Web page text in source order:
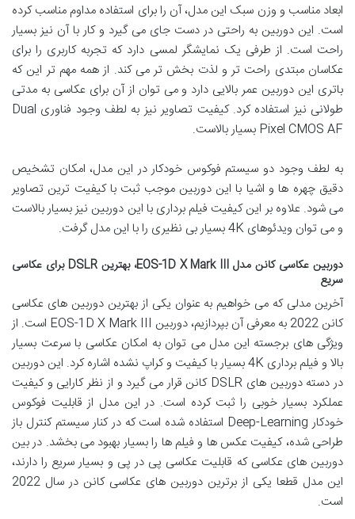
ابعاد مناسب و وزن سبک این مدل، آن را برای استفاده مداوم مناسب کرده
است. این دوربین به راحتی در دست جای می گیرد و کار با آن نیز بسیار
راحت است. از طرفی یک نمایشگر لمسی دارد که تجربه کاربری را برای
عکاسان مبتدی راحت تر و لذت بخش تر می کند. از همه مهم تر این که
باتری این دوربین عمر بالایی دارد و می توان از آن برای عکاسی به مدتی
طولانی نیز استفاده کرد. کیفیت تصاویر نیز به لطف وجود فناوری Dual
Pixel CMOS AF بسیار بالاست.
به لطف وجود دو سیستم فوکوس خودکار در این مدل، امکان تشخیص
دقیق چهره ها و اشیا با این دوربین موجب ثبت با کیفیت ترین تصاویر
می شود. علاوه بر این کیفیت فیلم برداری با این دوربین نیز بسیار بالاست
و می توان ویدئوهای 4K بسیار بی نظیری را با این مدل گرفت.
دوربین عکاسی کانن مدل EOS-1D X Mark III، بهترین DSLR برای عکاسی
سریع
آخرین مدلی که می خواهیم به عنوان یکی از بهترین دوربین های عکاسی
کانن 2022 به معرفی آن بپردازیم، دوربین EOS-1D X Mark III است. از
ویژگی های برجسته این مدل می توان به امکان عکاسی با سرعت بسیار
بالا و فیلم برداری 4K بسیار با کیفیت و کراپ نشده اشاره کرد. این دوربین
در دسته دوربین های DSLR کانن قرار می گیرد و از نظر کارایی و کیفیت
عملکرد بسیار خوبی را ثبت کرده است. در این مدل از قابلیت فوکوس
خودکار Deep-Learning استفاده شده است که در کنار سیستم کنترل باز
طراحی شده، کیفیت عکس ها و فیلم ها را بسیار بهبود می بخشد. در بین
دوربین های عکاسی که قابلیت عکاسی پی در پی و بسیار سریع را دارند،
این مدل قطعا یکی از برترین دوربین های عکاسی کانن در سال 2022
است.